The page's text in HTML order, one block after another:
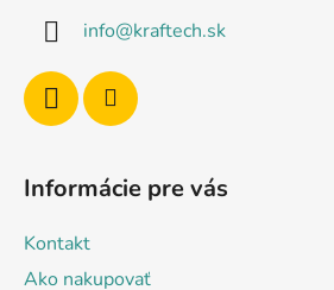
info@kraftech.sk
Informácie pre vás
Kontakt
Ako nakupovať